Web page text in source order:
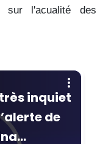
sur l'acualité des